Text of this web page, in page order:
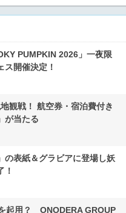
PUMPKIN 2026」一夜限
ス開催決定！
観戦！ 航空券・宿泊費付き
が当たる
の表紙＆グラビアに登場し妖
！
起用？ ONODERA GROUP